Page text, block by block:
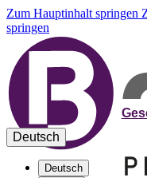
Zum Hauptinhalt springen
springen
Deutsch
Deutsch